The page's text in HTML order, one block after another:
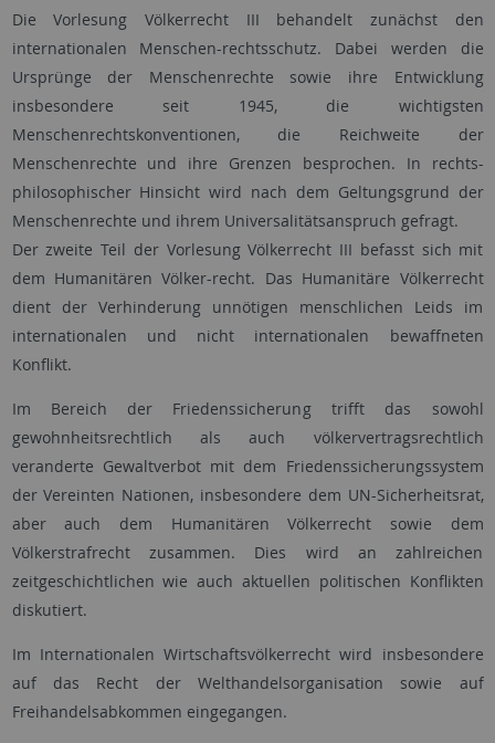
Die Vorlesung Völkerrecht III behandelt zunächst den
internationalen Menschen-rechtsschutz. Dabei werden die
Ursprünge der Menschenrechte sowie ihre Entwicklung
insbesondere seit 1945, die wichtigsten
Menschenrechtskonventionen, die Reichweite der
Menschenrechte und ihre Grenzen besprochen. In rechts-
philosophischer Hinsicht wird nach dem Geltungsgrund der
Menschenrechte und ihrem Universalitätsanspruch gefragt.
Der zweite Teil der Vorlesung Völkerrecht III befasst sich mit
dem Humanitären Völker-recht. Das Humanitäre Völkerrecht
dient der Verhinderung unnötigen menschlichen Leids im
internationalen und nicht internationalen bewaffneten
Konflikt.
Im Bereich der Friedenssicherung trifft das sowohl
gewohnheitsrechtlich als auch völkervertragsrechtlich
veranderte Gewaltverbot mit dem Friedenssicherungssystem
der Vereinten Nationen, insbesondere dem UN-Sicherheitsrat,
aber auch dem Humanitären Völkerrecht sowie dem
Völkerstrafrecht zusammen. Dies wird an zahlreichen
zeitgeschichtlichen wie auch aktuellen politischen Konflikten
diskutiert.
Im Internationalen Wirtschaftsvölkerrecht wird insbesondere
auf das Recht der Welthandelsorganisation sowie auf
Freihandelsabkommen eingegangen.